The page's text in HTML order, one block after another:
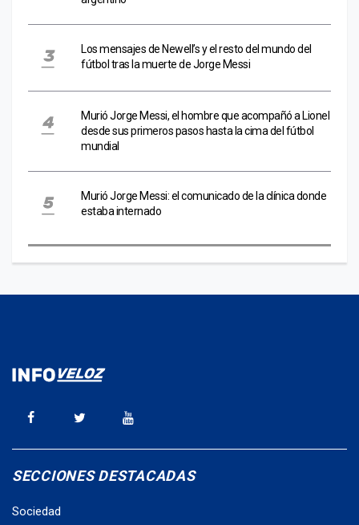
Los mensajes de Newell’s y el resto del mundo del
fútbol tras la muerte de Jorge Messi
Murió Jorge Messi, el hombre que acompañó a Lionel
desde sus primeros pasos hasta la cima del fútbol
mundial
Murió Jorge Messi: el comunicado de la clínica donde
estaba internado
SECCIONES DESTACADAS
Sociedad